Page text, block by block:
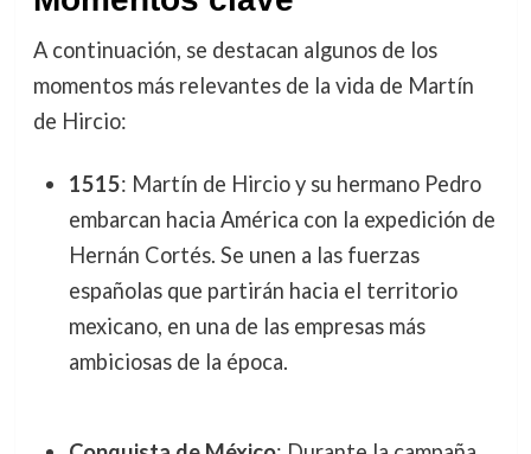
A continuación, se destacan algunos de los
momentos más relevantes de la vida de Martín
de Hircio:
1515: Martín de Hircio y su hermano Pedro
embarcan hacia América con la expedición de
Hernán Cortés. Se unen a las fuerzas
españolas que partirán hacia el territorio
mexicano, en una de las empresas más
ambiciosas de la época.